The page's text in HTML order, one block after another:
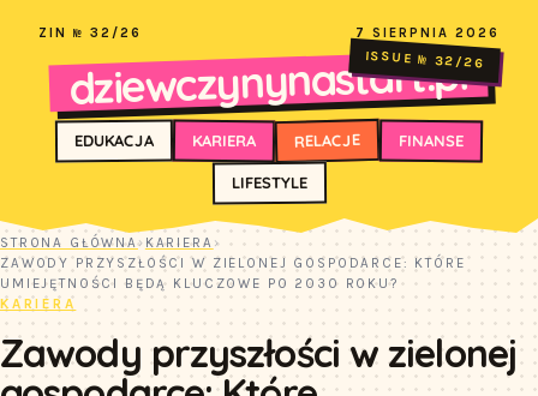
ZIN № 32/26 7 SIERPNIA 2026
dziewczynynastart.pl
ISSUE № 32/26
EDUKACJA KARIERA RELACJE FINANSE
LIFESTYLE
STRONA GŁÓWNA› KARIERA ›
ZAWODY PRZYSZŁOŚCI W ZIELONEJ GOSPODARCE: KTÓRE
UMIEJĘTNOŚCI BĘDĄ KLUCZOWE PO 2030 ROKU?
KARIERA
Zawody przyszłości w zielonej